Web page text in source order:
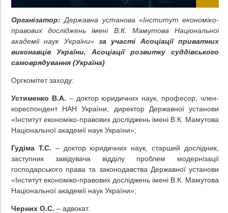
Організатор:Державна установа «Інститут економіко-
правових досліджень імені В.К. Мамутова Національної
академії наук України» за участі Асоціації приватних
виконавців України, Асоціації розвитку суддівського
самоврядування (Україна)
Оргкомітет заходу:
Устименко В.А. – доктор юридичних наук, професор, член-
кореспондент НАН України, директор Державної установи
«Інститут економіко-правових досліджень імені В.К. Мамутова
Національної академії наук України»;
Гудіма Т.С. – доктор юридичних наук, старший дослідник,
заступник завідувача відділу проблем модернізації
господарського права та законодавства Державної установи
«Інститут економіко-правових досліджень імені В.К. Мамутова
Національної академії наук України»;
Черних О.С. – адвокат.